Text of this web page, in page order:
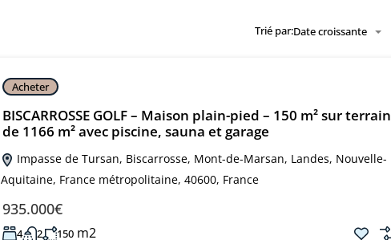
Trié par:Date croissante
Acheter
BISCARROSSE GOLF – Maison plain-pied – 150 m² sur terrain
de 1166 m² avec piscine, sauna et garage
Impasse de Tursan, Biscarrosse, Mont-de-Marsan, Landes, Nouvelle-
Aquitaine, France métropolitaine, 40600, France
935.000€
4 2 150 m2